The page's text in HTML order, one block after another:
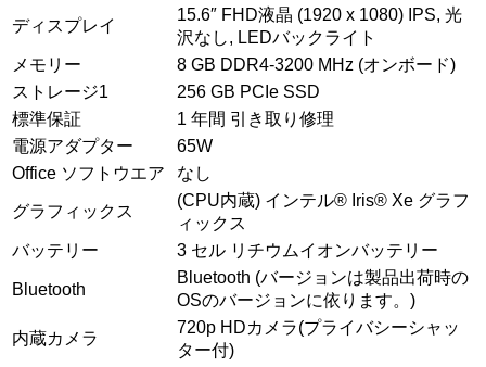
ディスプレイ
15.6″ FHD液晶 (1920 x 1080) IPS, 光
沢なし, LEDバックライト
メモリー
8 GB DDR4-3200 MHz (オンボード)
ストレージ1
256 GB PCIe SSD
標準保証
1 年間 引き取り修理
電源アダプター
65W
Office ソフトウエア
なし
グラフィックス
(CPU内蔵) インテル® Iris® Xe グラフ
ィックス
バッテリー
3 セル リチウムイオンバッテリー
Bluetooth
Bluetooth (バージョンは製品出荷時の
OSのバージョンに依ります。)
内蔵カメラ
720p HDカメラ(プライバシーシャッ
ター付)